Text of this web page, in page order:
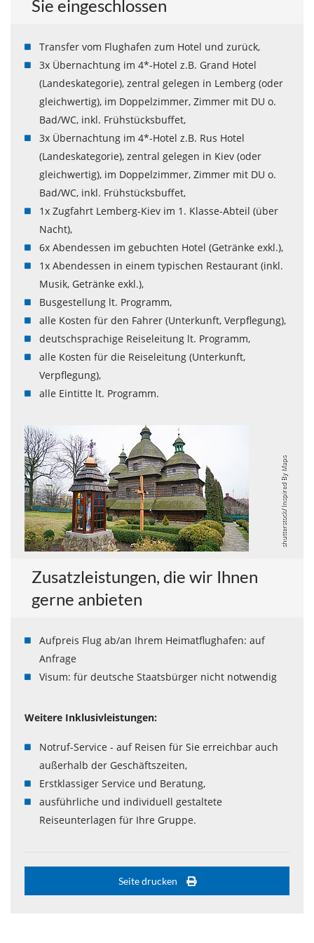
Sie eingeschlossen
Transfer vom Flughafen zum Hotel und zurück,
3x Übernachtung im 4*-Hotel z.B. Grand Hotel
(Landeskategorie), zentral gelegen in Lemberg (oder
gleichwertig), im Doppelzimmer, Zimmer mit DU o.
Bad/WC, inkl. Frühstücksbuffet,
3x Übernachtung im 4*-Hotel z.B. Rus Hotel
(Landeskategorie), zentral gelegen in Kiev (oder
gleichwertig), im Doppelzimmer, Zimmer mit DU o.
Bad/WC, inkl. Frühstücksbuffet,
1x Zugfahrt Lemberg-Kiev im 1. Klasse-Abteil (über
Nacht),
6x Abendessen im gebuchten Hotel (Getränke exkl.),
1x Abendessen in einem typischen Restaurant (inkl.
Musik, Getränke exkl.),
Busgestellung lt. Programm,
alle Kosten für den Fahrer (Unterkunft, Verpflegung),
deutschsprachige Reiseleitung lt. Programm,
alle Kosten für die Reiseleitung (Unterkunft,
Verpflegung),
alle Eintitte lt. Programm.
shutterstock/ Inspired By Maps
Zusatzleistungen, die wir Ihnen
gerne anbieten
Aufpreis Flug ab/an Ihrem Heimatflughafen: auf
Anfrage
Visum: für deutsche Staatsbürger nicht notwendig
Weitere Inklusivleistungen:
Notruf-Service - auf Reisen für Sie erreichbar auch
außerhalb der Geschäftszeiten,
Erstklassiger Service und Beratung,
ausführliche und individuell gestaltete
Reiseunterlagen für Ihre Gruppe.
Seite drucken